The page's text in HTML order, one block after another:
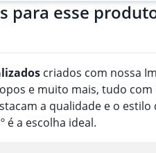
para esse
s criados com nossa
e muito mais, tudo
a qualidade e o
º é a escolha ideal.